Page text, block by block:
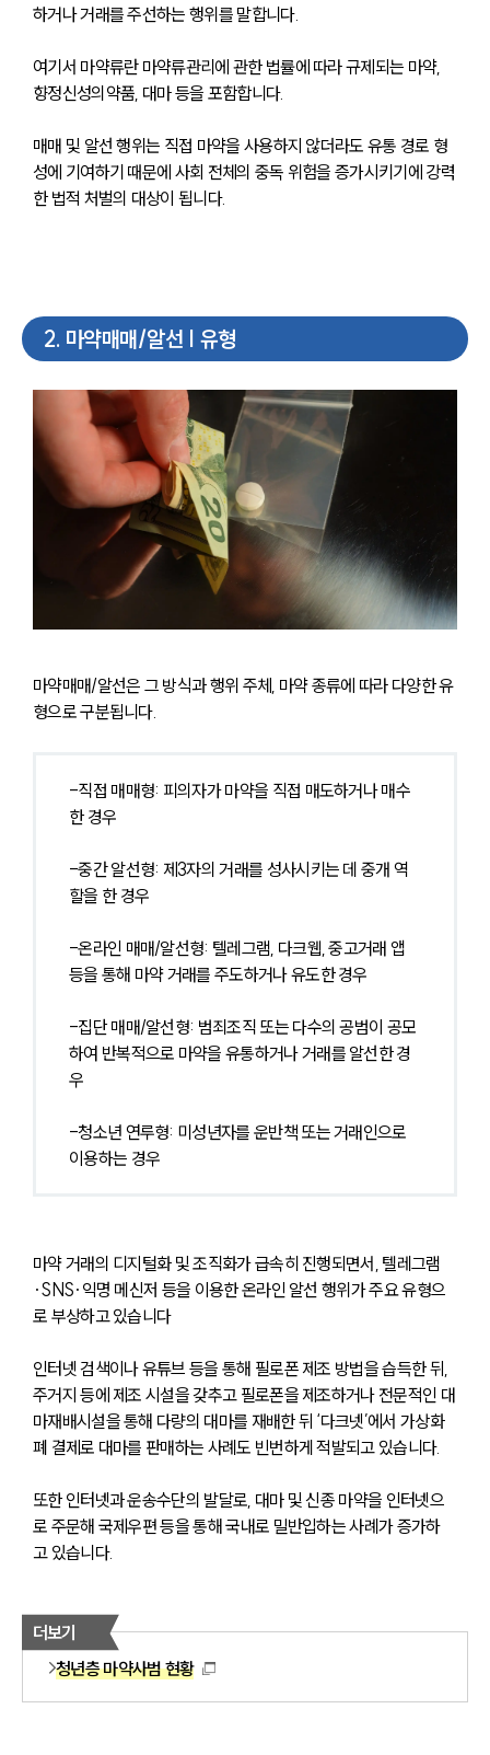
하거나 거래를 주선하는 행위를 말합니다.
여기서 마약류란 마약류관리에 관한 법률에 따라 규제되는 마약,
향정신성의약품, 대마 등을 포함합니다.
매매 및 알선 행위는 직접 마약을 사용하지 않더라도 유통 경로 형
성에 기여하기 때문에 사회 전체의 중독 위험을 증가시키기에 강력
한 법적 처벌의 대상이 됩니다.
2. 마약매매/알선 | 유형
마약매매/알선은 그 방식과 행위 주체, 마약 종류에 따라 다양한 유
형으로 구분됩니다.
-직접 매매형: 피의자가 마약을 직접 매도하거나 매수
한 경우
-중간 알선형: 제3자의 거래를 성사시키는 데 중개 역
할을 한 경우
-온라인 매매/알선형: 텔레그램, 다크웹, 중고거래 앱
등을 통해 마약 거래를 주도하거나 유도한 경우
-집단 매매/알선형: 범죄조직 또는 다수의 공범이 공모
하여 반복적으로 마약을 유통하거나 거래를 알선한 경
우
-청소년 연루형: 미성년자를 운반책 또는 거래인으로
이용하는 경우
마약 거래의 디지털화 및 조직화가 급속히 진행되면서, 텔레그램
·SNS·익명 메신저 등을 이용한 온라인 알선 행위가 주요 유형으
로 부상하고 있습니다
인터넷 검색이나 유튜브 등을 통해 필로폰 제조 방법을 습득한 뒤,
주거지 등에 제조 시설을 갖추고 필로폰을 제조하거나 전문적인 대
마재배시설을 통해 다량의 대마를 재배한 뒤 ‘다크넷’에서 가상화
폐 결제로 대마를 판매하는 사례도 빈번하게 적발되고 있습니다.
또한 인터넷과 운송수단의 발달로, 대마 및 신종 마약을 인터넷으
로 주문해 국제우편 등을 통해 국내로 밀반입하는 사례가 증가하
고 있습니다.
더보기
청년층 마약사범 현황